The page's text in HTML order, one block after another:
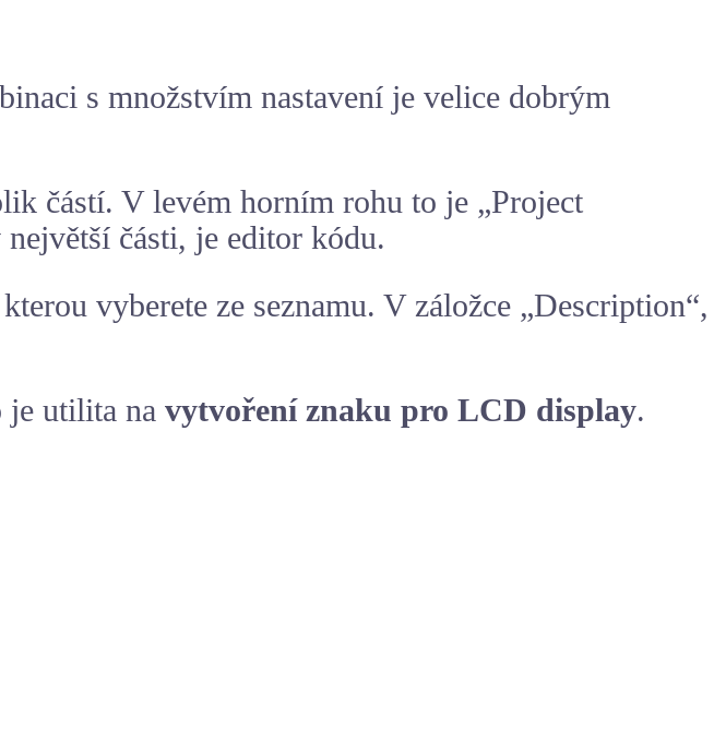
s množstvím nastavení je velice dobrým
částí. V levém horním rohu to je „Project
části, je editor kódu.
vyberete ze seznamu. V záložce „Description“,
je utilita na vytvoření znaku pro LCD display.